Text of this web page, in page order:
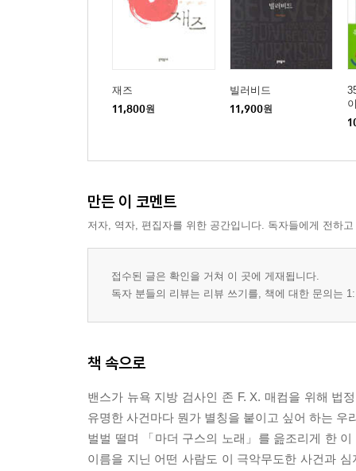
재즈
11,800원
빌러비드
11,900원
만든 이 코멘트
저자, 역자, 편집자를 위한 공간입니다. 독자들에게 전하
접수된 글은 확인을 거쳐 이 곳에 게재됩니다.
독자 분들의 리뷰는 리뷰 쓰기를, 책에 대한 문의는
책 속으로
밴스가 뉴욕 지방 검사인 존 F. X. 매컴을 위해 법
유명한 사건마다 뭔가 별칭을 붙이고 싶어 하는
벌벌 떨며 「마더 구스의 노래」를 읊조리게 한
이름을 지닌 어떤 사람도 이 극악무도한 사건과